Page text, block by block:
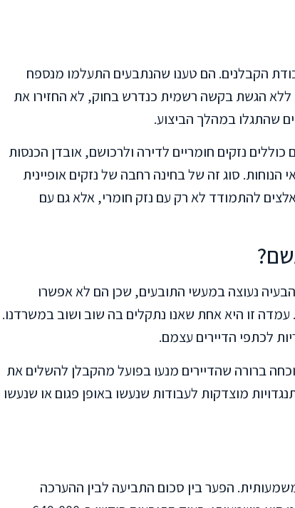
הקבלנים. הם טענו שהנתבעים התעלמו מנספח
ללא הגשת בקשה רשמית כנדרש בחוק, לא החזירו את
שהתגלו במהלך הביצוע.
נזקים חומריים לדירה ולרכושם, אובדן הכנסות
הנוחות. סוג זה של בחינה רחבה של נזקים אופיינית
נאלצים להתמודד לא רק עם נזק חומרי, אלא גם עם
נעוצה במעשי התובעים, שכן הם לא אפשרו
עמדה זו היא אחת שאנו נתקלים בה שוב ושוב במשרדנו.
לכתפי הדיירים עצמם.
ברורה שהדיירים מנעו בפועל מהקבלן להשלים את
מוצדקות לעבודות שנעשו באופן פגום או שנעשו
הפער בין סכום התביעה לבין ההערכה